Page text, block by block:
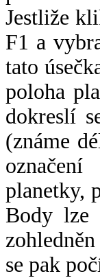
Jestliže
F1 a
tato
poloha
dokreslí
(známe
planetky,
Body lze
se pak